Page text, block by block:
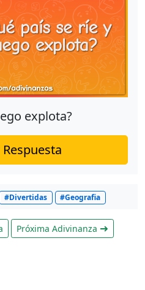
explota?
#Divertidas #Geografia
Próxima Adivinanza